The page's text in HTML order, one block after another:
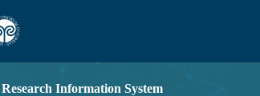
Information System